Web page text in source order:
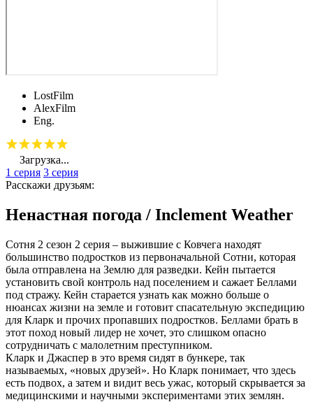
LostFilm
AlexFilm
Eng.
Загрузка...
1 серия 3 серия
Расскажи друзьям:
Ненастная погода / Inclement Weather
Сотня 2 сезон 2 серия – выжившие с Ковчега находят
большинство подростков из первоначальной Сотни, которая
была отправлена на Землю для разведки. Кейн пытается
установить свой контроль над поселением и сажает Беллами
под стражу. Кейн старается узнать как можно больше о
нюансах жизни на земле и готовит спасательную экспедицию
для Кларк и прочих пропавших подростков. Беллами брать в
этот поход новый лидер не хочет, это слишком опасно
сотрудничать с малолетним преступником.
Кларк и Джаспер в это время сидят в бункере, так
называемых, «новых друзей». Но Кларк понимает, что здесь
есть подвох, а затем и видит весь ужас, который скрывается за
медицинскими и научными экспериментами этих землян.